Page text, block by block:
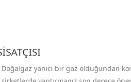
Doğalgaz yanıcı bir gaz olduğundan